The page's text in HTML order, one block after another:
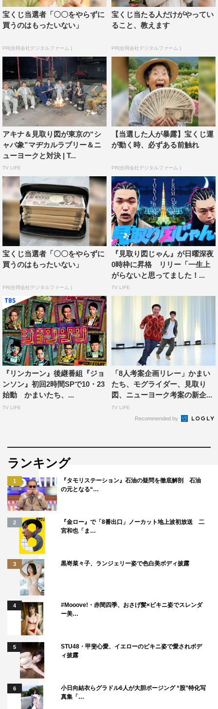
わちゃわちゃ』といったなじみのメンバーだからこそ話せ
るテーマのトークや、かわいい動物の生アフレコなどさま
水曜日の『忌憚ナク蔵』は、企業からの依頼を受け、ヒッ
ト商品の満足度調査を行い、消費者の“忌憚のない意見”を
発表。熱血調査員には、人気若手俳優が参戦し、レモンサ
ワー、激安家電、アイデア文房具など今視聴者が知りたい
話題の商品に対する忌憚のない満足度調査をしていく。
木曜日の『MOVIE IS MY LIFE』は、無類の映画好きと噂
されることもあるロバート・秋山竜次が近日公開される注
目映画にまつわるトークを繰り広げる月イチ企画。映画出
演者を迎えて見どころから撮影秘話まで、独特な視点で映
画トークに花を咲かせる。初回は10月14日（木）放送予
定。
そのほか『ツインテール姉妹』『ブラッ食うジャッ食う』
などの人気企画も変わらず放送予定となっている。
『お願い！ランキング』
毎週（月）～（木）深0・50～1・20
さらば青春の光 リリー ロバート
森久保祥太郎 森田哲矢
見取り図
宝くじ当選者「〇〇をやらずに
買うのはもったいない」
PR(合同会社デジタルファーム )
宝くじ当たる人だけがやってい
ること、教えます
PR(合同会社デジタルファーム )
アキナ＆見取り図が東京の“シ
ャバ象”マヂカルラブリー＆ニ
ューヨークと対決 | T...
TV LIFE
【当選した人が暴露】宝くじ運
が動く時、必ずある前触れ
PR(合同会社デジタルファーム )
宝くじ当選者「〇〇をやらずに
買うのはもったいない」
PR(合同会社デジタルファーム )
『見取り図じゃん』が日曜深夜
0時枠に昇格 リリー「一生上
がらないと思ってました！...
TV LIFE
『リンカーン』後継番組『ジョ
ンソン』初回2時間SPで10・23
始動 かまいたち、...
TV LIFE
「8人考案企画リレー」かまい
たち、モグライダー、見取り
図、ニューヨーク考案の新企...
TV LIFE
Recommended by
ランキング
1
『タモリステーション』石油の疑問を徹底解剖 石油
の元となる“…
2
『金ロー』で「8番出口」ノーカット地上波初放送 二
宮和也「ま…
3 黒嵜菜々子、ランジェリー姿で色白美ボディ披露
4
#Mooove!・赤間四季、おさげ髪×ビキニ姿でスレンダ
ー美…
5
STU48・甲斐心愛、イエローのビキニ姿で愛されボデ
ィ披露
6
小日向結衣らグラドル6人が大胆ポージング “股”特化写
真集「…